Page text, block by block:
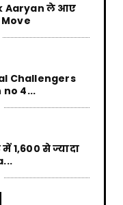
Aaryan ले आए
Challengers
4...
1,600 से ज्यादा